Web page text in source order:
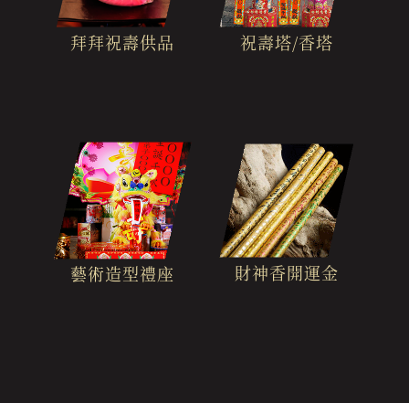
拜拜祝壽供品 祝壽塔/香塔
藝術造型禮座 財神香開運金